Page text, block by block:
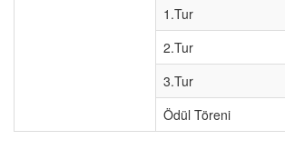
1.Tur
2.Tur
3.Tur
Ödül Töreni